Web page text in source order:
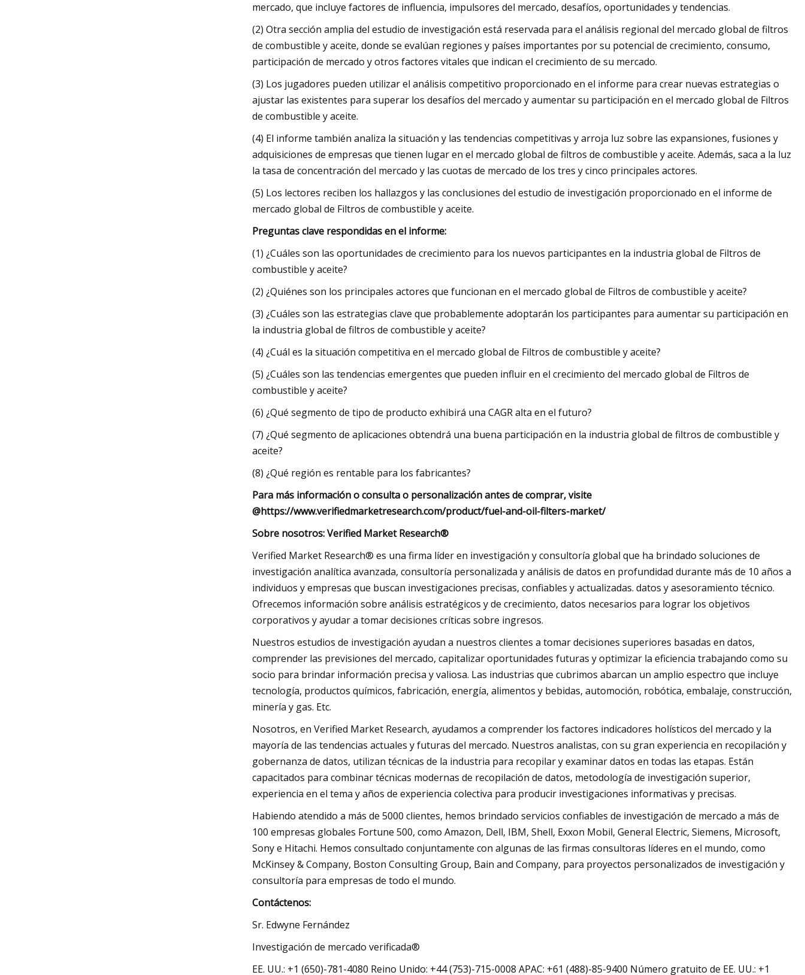
mercado, que incluye factores de influencia, impulsores del mercado, desafíos, oportunidades y tendencias.
(2) Otra sección amplia del estudio de investigación está reservada para el análisis regional del mercado global de filtros
de combustible y aceite, donde se evalúan regiones y países importantes por su potencial de crecimiento, consumo,
participación de mercado y otros factores vitales que indican el crecimiento de su mercado.
(3) Los jugadores pueden utilizar el análisis competitivo proporcionado en el informe para crear nuevas estrategias o
ajustar las existentes para superar los desafíos del mercado y aumentar su participación en el mercado global de Filtros
de combustible y aceite.
(4) El informe también analiza la situación y las tendencias competitivas y arroja luz sobre las expansiones, fusiones y
adquisiciones de empresas que tienen lugar en el mercado global de filtros de combustible y aceite. Además, saca a la luz
la tasa de concentración del mercado y las cuotas de mercado de los tres y cinco principales actores.
(5) Los lectores reciben los hallazgos y las conclusiones del estudio de investigación proporcionado en el informe de
mercado global de Filtros de combustible y aceite.
Preguntas clave respondidas en el informe:
(1) ¿Cuáles son las oportunidades de crecimiento para los nuevos participantes en la industria global de Filtros de
combustible y aceite?
(2) ¿Quiénes son los principales actores que funcionan en el mercado global de Filtros de combustible y aceite?
(3) ¿Cuáles son las estrategias clave que probablemente adoptarán los participantes para aumentar su participación en
la industria global de filtros de combustible y aceite?
(4) ¿Cuál es la situación competitiva en el mercado global de Filtros de combustible y aceite?
(5) ¿Cuáles son las tendencias emergentes que pueden influir en el crecimiento del mercado global de Filtros de
combustible y aceite?
(6) ¿Qué segmento de tipo de producto exhibirá una CAGR alta en el futuro?
(7) ¿Qué segmento de aplicaciones obtendrá una buena participación en la industria global de filtros de combustible y
aceite?
(8) ¿Qué región es rentable para los fabricantes?
Para más información o consulta o personalización antes de comprar, visite
@https://www.verifiedmarketresearch.com/product/fuel-and-oil-filters-market/
Sobre nosotros: Verified Market Research®
Verified Market Research® es una firma líder en investigación y consultoría global que ha brindado soluciones de
investigación analítica avanzada, consultoría personalizada y análisis de datos en profundidad durante más de 10 años a
individuos y empresas que buscan investigaciones precisas, confiables y actualizadas. datos y asesoramiento técnico.
Ofrecemos información sobre análisis estratégicos y de crecimiento, datos necesarios para lograr los objetivos
corporativos y ayudar a tomar decisiones críticas sobre ingresos.
Nuestros estudios de investigación ayudan a nuestros clientes a tomar decisiones superiores basadas en datos,
comprender las previsiones del mercado, capitalizar oportunidades futuras y optimizar la eficiencia trabajando como su
socio para brindar información precisa y valiosa. Las industrias que cubrimos abarcan un amplio espectro que incluye
tecnología, productos químicos, fabricación, energía, alimentos y bebidas, automoción, robótica, embalaje, construcción,
minería y gas. Etc.
Nosotros, en Verified Market Research, ayudamos a comprender los factores indicadores holísticos del mercado y la
mayoría de las tendencias actuales y futuras del mercado. Nuestros analistas, con su gran experiencia en recopilación y
gobernanza de datos, utilizan técnicas de la industria para recopilar y examinar datos en todas las etapas. Están
capacitados para combinar técnicas modernas de recopilación de datos, metodología de investigación superior,
experiencia en el tema y años de experiencia colectiva para producir investigaciones informativas y precisas.
Habiendo atendido a más de 5000 clientes, hemos brindado servicios confiables de investigación de mercado a más de
100 empresas globales Fortune 500, como Amazon, Dell, IBM, Shell, Exxon Mobil, General Electric, Siemens, Microsoft,
Sony e Hitachi. Hemos consultado conjuntamente con algunas de las firmas consultoras líderes en el mundo, como
McKinsey & Company, Boston Consulting Group, Bain and Company, para proyectos personalizados de investigación y
consultoría para empresas de todo el mundo.
Contáctenos:
Sr. Edwyne Fernández
Investigación de mercado verificada®
EE. UU.: +1 (650)-781-4080 Reino Unido: +44 (753)-715-0008 APAC: +61 (488)-85-9400 Número gratuito de EE. UU.: +1